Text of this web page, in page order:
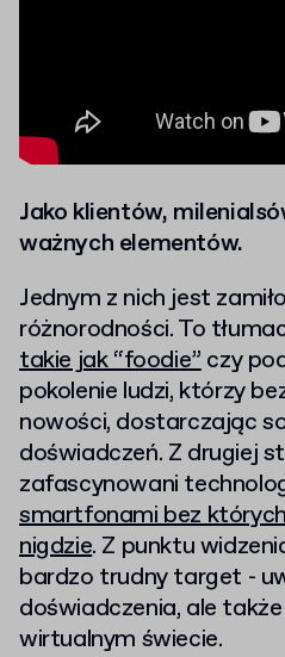
Jako klientów,
ważnych elementów.
Jednym z nich jest
różnorodności. To
takie jak “foodie”czy
pokolenie ludzi, którzy
nowości, dostarczając
doświadczeń. Z drugiej
zafascynowani
smartfonami bez
nigdzie. Z punktu
bardzo trudny target -
doświadczenia, ale
wirtualnym świecie.